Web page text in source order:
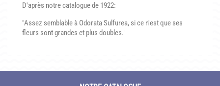
D'après notre catalogue de 1922:
"Assez semblable à Odorata Sulfurea, si ce n'est que ses
fleurs sont grandes et plus doubles."